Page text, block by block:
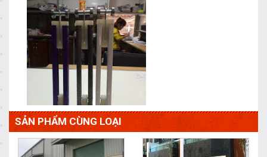
SẢN PHẨM CÙNG LOẠI